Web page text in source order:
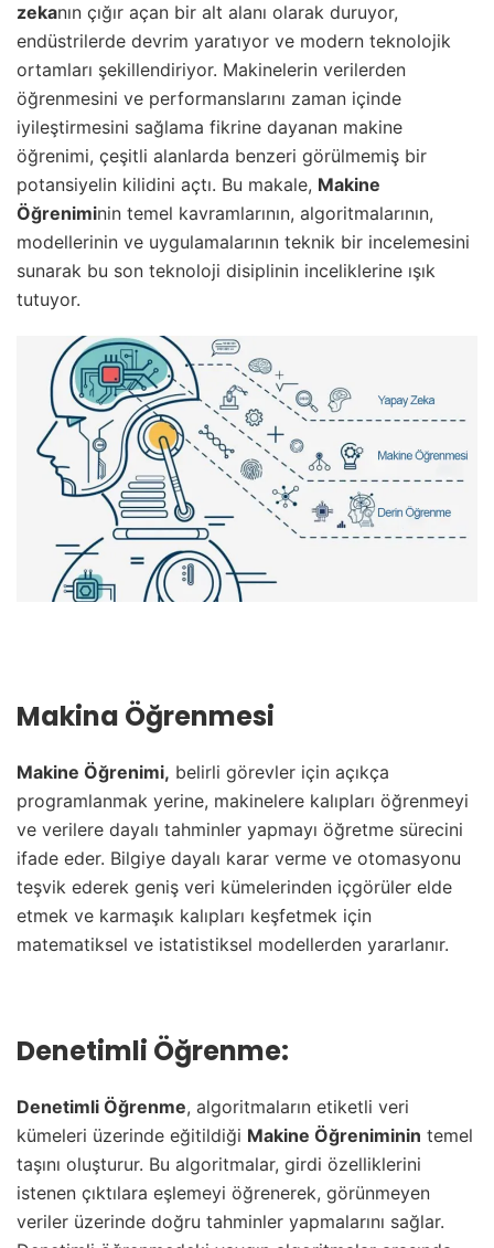
zekanın çığır açan bir alt alanı olarak duruyor,
endüstrilerde devrim yaratıyor ve modern teknolojik
ortamları şekillendiriyor. Makinelerin verilerden
öğrenmesini ve performanslarını zaman içinde
iyileştirmesini sağlama fikrine dayanan makine
öğrenimi, çeşitli alanlarda benzeri görülmemiş bir
potansiyelin kilidini açtı. Bu makale, Makine
Öğreniminin temel kavramlarının, algoritmalarının,
modellerinin ve uygulamalarının teknik bir incelemesini
sunarak bu son teknoloji disiplinin inceliklerine ışık
tutuyor.
Makina Öğrenmesi
Makine Öğrenimi, belirli görevler için açıkça
programlanmak yerine, makinelere kalıpları öğrenmeyi
ve verilere dayalı tahminler yapmayı öğretme sürecini
ifade eder. Bilgiye dayalı karar verme ve otomasyonu
teşvik ederek geniş veri kümelerinden içgörüler elde
etmek ve karmaşık kalıpları keşfetmek için
matematiksel ve istatistiksel modellerden yararlanır.
Denetimli Öğrenme:
Denetimli Öğrenme, algoritmaların etiketli veri
kümeleri üzerinde eğitildiği Makine Öğreniminin temel
taşını oluşturur. Bu algoritmalar, girdi özelliklerini
istenen çıktılara eşlemeyi öğrenerek, görünmeyen
veriler üzerinde doğru tahminler yapmalarını sağlar.